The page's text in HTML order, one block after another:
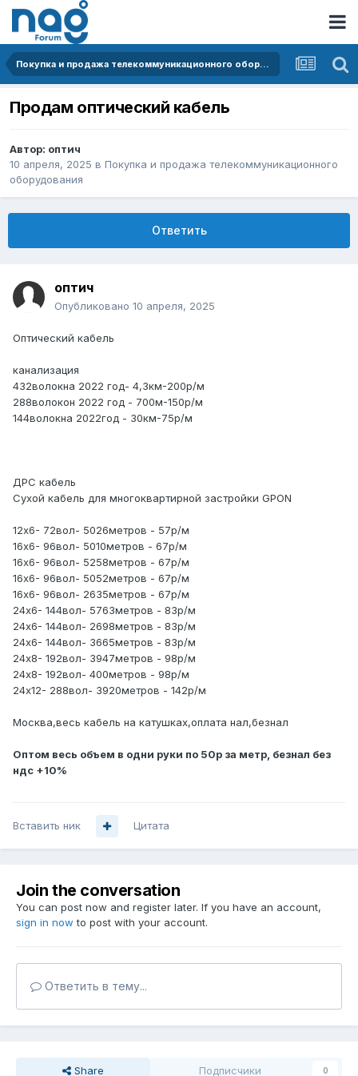
Покупка и продажа телекоммуникационного оборудования
Продам оптический кабель
Автор: оптич
10 апреля, 2025 в Покупка и продажа телекоммуникационного
оборудования
Ответить
оптич
Опубликовано 10 апреля, 2025
Оптический кабель
канализация
432волокна 2022 год- 4,3км-200р/м
288волокон 2022 год - 700м-150р/м
144волокна 2022год - 30км-75р/м
ДРС кабель
Сухой кабель для многоквартирной застройки GPON
12х6- 72вол- 5026метров - 57р/м
16х6- 96вол- 5010метров - 67р/м
16х6- 96вол- 5258метров - 67р/м
16х6- 96вол- 5052метров - 67р/м
16х6- 96вол- 2635метров - 67р/м
24х6- 144вол- 5763метров - 83р/м
24х6- 144вол- 2698метров - 83р/м
24х6- 144вол- 3665метров - 83р/м
24х8- 192вол- 3947метров - 98р/м
24х8- 192вол- 400метров - 98р/м
24х12- 288вол- 3920метров - 142р/м
Москва,весь кабель на катушках,оплата нал,безнал
Оптом весь объем в одни руки по 50р за метр, безнал без
ндс +10%
Вставить ник Цитата
Join the conversation
You can post now and register later. If you have an account,
sign in now to post with your account.
Ответить в тему...
Share Подписчики 0